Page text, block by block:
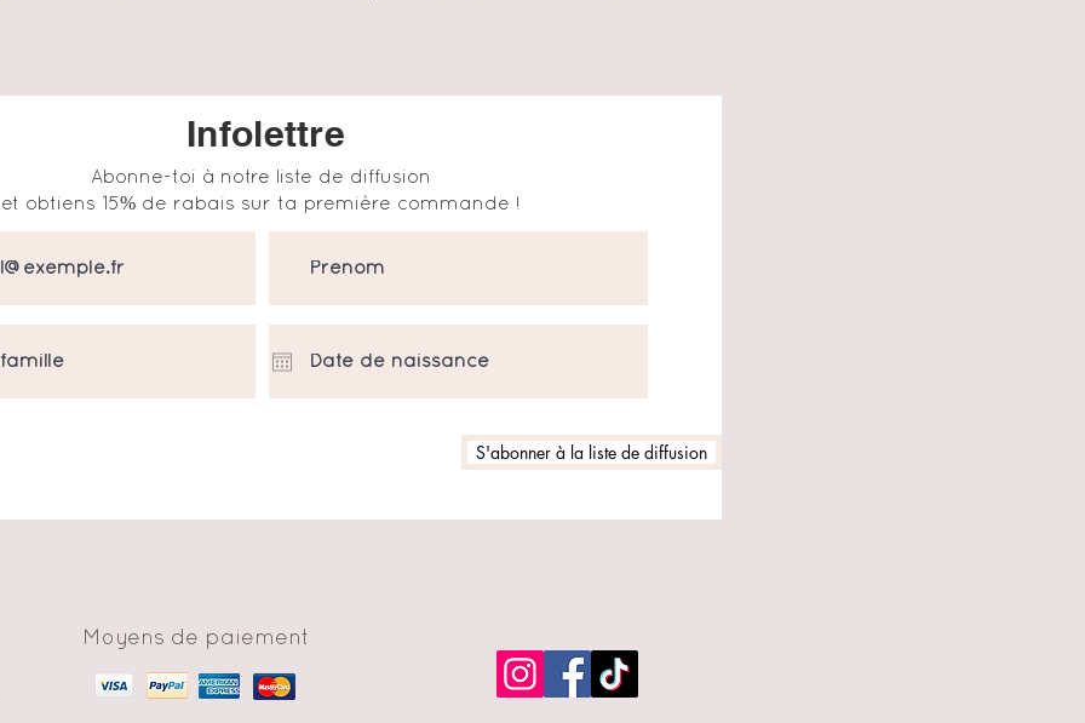
Infolettre
Abonne-toi à notre liste de diffusion
et obtiens 15% de rabais sur ta première commande !
S'abonner à la liste de diffusion
Moyens de paiement